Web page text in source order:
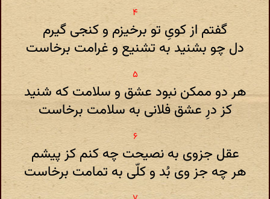
گفتم از کویِ تو برخیزم و کنجی گیرم
دل چو بشنید به تشنیع و غرامت برخاست
هر دو ممکن نبود عشق و سلامت که شنید
کز درِ عشق فلانی به سلامت برخاست
عقل جزوی به نصیحت چه کنم کز پیشم
هر چه جز وی بُد و کلّی به تمامت برخاست